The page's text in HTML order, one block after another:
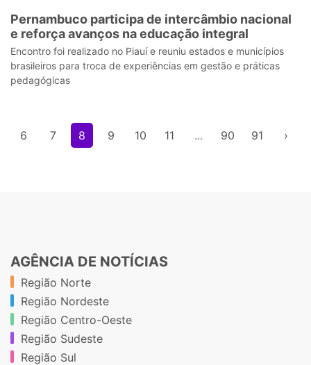
Pernambuco participa de intercâmbio nacional
e reforça avanços na educação integral
Encontro foi realizado no Piauí e reuniu estados e municípios
brasileiros para troca de experiências em gestão e práticas
pedagógicas
6 7 8 9 10 11 ... 90 91 ›
AGÊNCIA DE NOTÍCIAS
Região Norte
Região Nordeste
Região Centro-Oeste
Região Sudeste
Região Sul